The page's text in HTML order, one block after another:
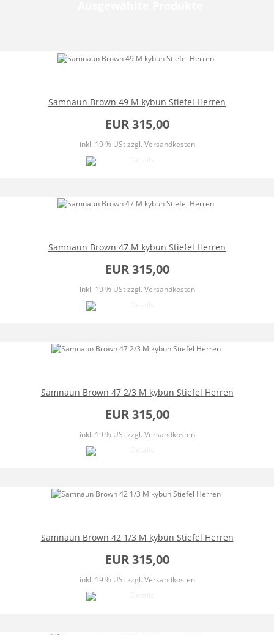
Samnaun Brown 49 M kybun Stiefel Herren
EUR 315,00
inkl. 19 % UStzzgl. Versandkosten
Samnaun Brown 47 M kybun Stiefel Herren
EUR 315,00
inkl. 19 % UStzzgl. Versandkosten
Samnaun Brown 47 2/3 M kybun Stiefel Herren
EUR 315,00
inkl. 19 % UStzzgl. Versandkosten
Samnaun Brown 42 1/3 M kybun Stiefel Herren
EUR 315,00
inkl. 19 % UStzzgl. Versandkosten